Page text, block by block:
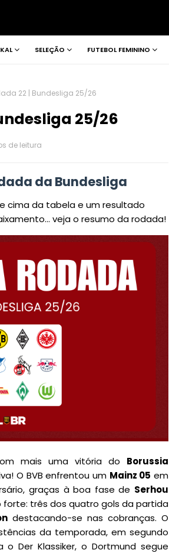
SELEÇÃO FUTEBOL FEMININO
22 | Bundesliga 25/26
25/26
de leitura
da Bundesliga
cima da tabela e um resultado
veja o resumo da rodada!
mais uma vitória do Borussia
O BVB enfrentou um Mainz 05 em
graças à boa fase de Serhou
três dos quatro gols da partida
destacando-se nas cobranças. O
da temporada, em segundo
Der Klassiker, o Dortmund segue